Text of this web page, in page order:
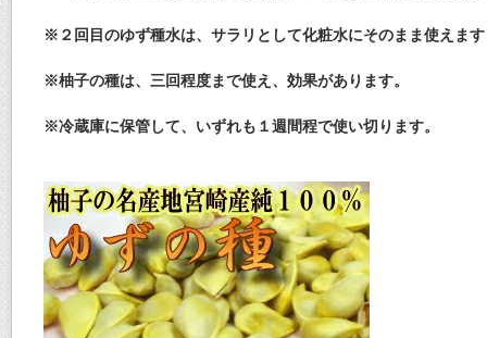
※２回目のゆず種水は、サラリとして化粧水にそのまま使えます
※柚子の種は、三回程度まで使え、効果があります。
※冷蔵庫に保管して、いずれも１週間程で使い切ります。